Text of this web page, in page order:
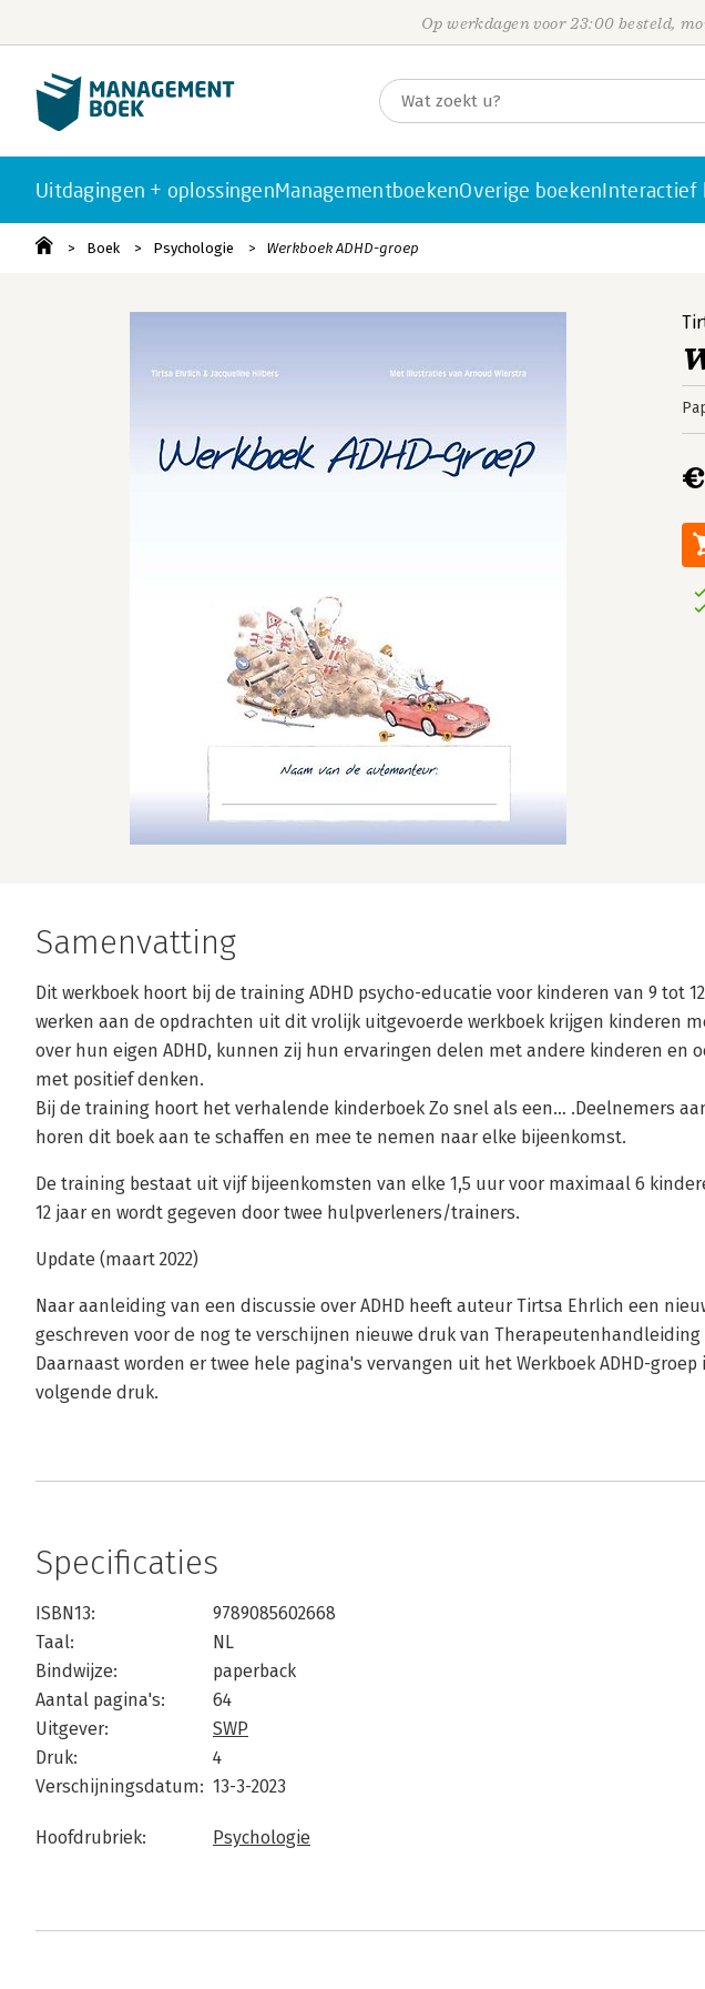
Op werkdagen voor 23:00 besteld,
Uitdagingen + oplossingenManagementboekenOverige boekenInteractief
Boek Psychologie Werkboek ADHD-groep
Samenvatting
Dit werkboek hoort bij de training ADHD psycho-educatie voor kinderen van 9 tot
werken aan de opdrachten uit dit vrolijk uitgevoerde werkboek krijgen kinderen
over hun eigen ADHD, kunnen zij hun ervaringen delen met andere kinderen en
met positief denken.
Bij de training hoort het verhalende kinderboek Zo snel als een… .Deelnemers
horen dit boek aan te schaffen en mee te nemen naar elke bijeenkomst.
De training bestaat uit vijf bijeenkomsten van elke 1,5 uur voor maximaal 6
12 jaar en wordt gegeven door twee hulpverleners/trainers.
Update (maart 2022)
Naar aanleiding van een discussie over ADHD heeft auteur Tirtsa Ehrlich een
geschreven voor de nog te verschijnen nieuwe druk van Therapeutenhandleiding
Daarnaast worden er twee hele pagina's vervangen uit het Werkboek ADHD-groep
volgende druk.
Specificaties
ISBN13:
9789085602668
Taal:
NL
Bindwijze:
paperback
Aantal pagina's:
64
Uitgever:
SWP
Druk:
4
Verschijningsdatum: 13-3-2023
Hoofdrubriek: Psychologie